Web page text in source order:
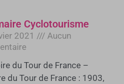
Cyclotourisme
2021
Aucun
du Tour de France –
du Tour de France : 1903,